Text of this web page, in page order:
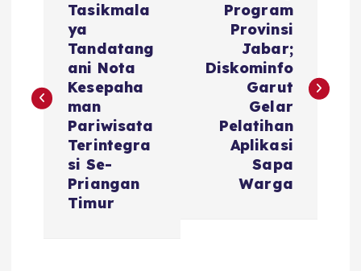
i
Tasikmala
ya
Tandatang
ani Nota
Kesepaha
man
Pariwisata
Terintegra
si Se-
Priangan
Timur
Program
Provinsi
Jabar;
Diskominfo
Garut
Gelar
Pelatihan
Aplikasi
Sapa
Warga